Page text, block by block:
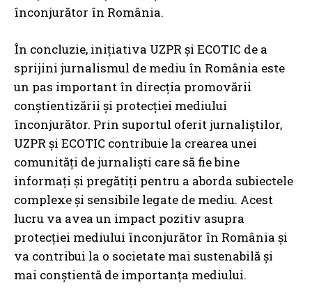
înconjurător în România.
În concluzie, inițiativa UZPR și ECOTIC de a
sprijini jurnalismul de mediu în România este
un pas important în direcția promovării
conștientizării și protecției mediului
înconjurător. Prin suportul oferit jurnaliștilor,
UZPR și ECOTIC contribuie la crearea unei
comunități de jurnaliști care să fie bine
informați și pregătiți pentru a aborda subiectele
complexe și sensibile legate de mediu. Acest
lucru va avea un impact pozitiv asupra
protecției mediului înconjurător în România și
va contribui la o societate mai sustenabilă și
mai conștientă de importanța mediului.